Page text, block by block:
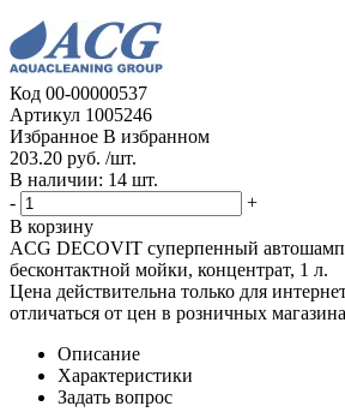
Код 00-00000537
Артикул 1005246
Избранное В избранном
203.20 руб. /шт.
В наличии: 14 шт.
-
+
В корзину
ACG DECOVIT суперпенный
бесконтактной мойки, концентрат, 1 л.
Цена действительна только для
отличаться от цен в розничных
Описание
Характеристики
Задать вопрос